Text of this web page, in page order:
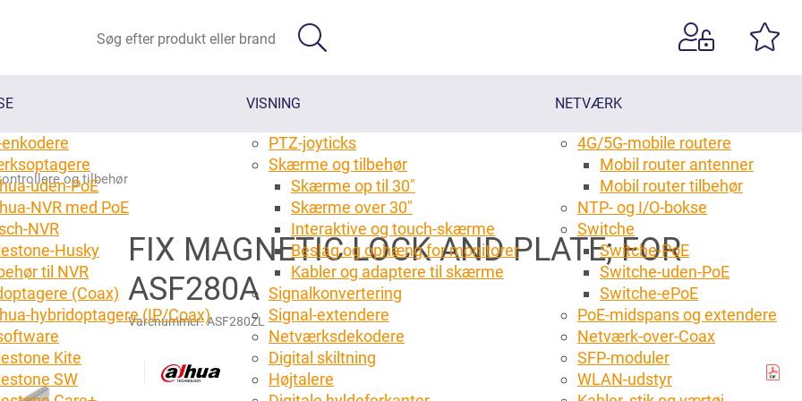
uden-PoE
NVR med PoE
NVR
Husky
til NVR
(Coax)
hybridoptagere (IP/Coax)
Kite
SW
VISNING
PTZ-joyticks
Skærme og tilbehør
Skærme op til 30"
Skærme over 30"
Interaktive og touch-skærme
Beslag og ophæng for monitorer
Kabler og adaptere til skærme
Signalkonvertering
Signal-extendere
Netværksdekodere
Digital skiltning
Højtalere
NETVÆRK
4G/5G-mobile routere
Mobil router antenner
Mobil router tilbehør
NTP- og I/O-bokse
Switche
Switche-PoE
Switche-uden-PoE
Switche-ePoE
PoE-midspans og extendere
Netværk-over-Coax
SFP-moduler
WLAN-udstyr
og tilbehør
FIX MAGNETIC LOCK AND PLATE; FOR
ASF280A
Varenummer:ASF280ZL